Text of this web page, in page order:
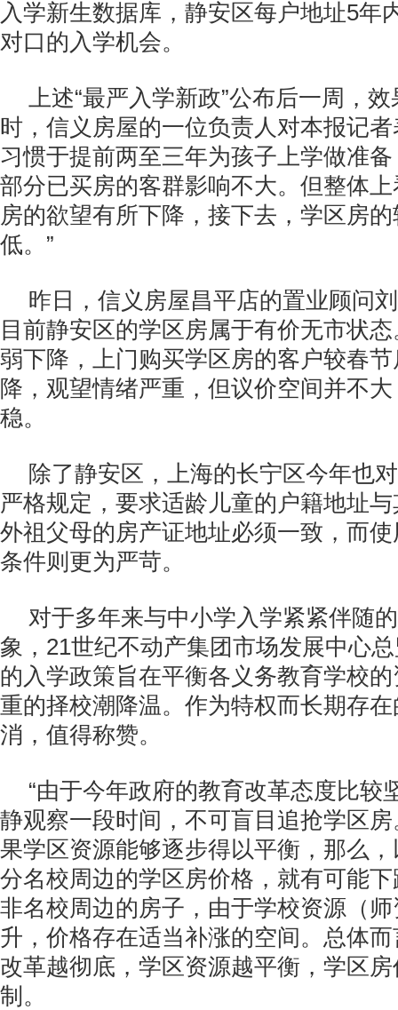
入学新生数据库，静安区每户地址5年
对口的入学机会。
上述“最严入学新政”公布后一周，
时，信义房屋的一位负责人对本报记
习惯于提前两至三年为孩子上学做准
部分已买房的客群影响不大。但整体
房的欲望有所下降，接下去，学区房
低。”
昨日，信义房屋昌平店的置业顾问
目前静安区的学区房属于有价无市状
弱下降，上门购买学区房的客户较春
降，观望情绪严重，但议价空间并不
稳。
除了静安区，上海的长宁区今年也
严格规定，要求适龄儿童的户籍地址
外祖父母的房产证地址必须一致，而
条件则更为严苛。
对于多年来与中小学入学紧紧伴随
象，21世纪不动产集团市场发展中心
的入学政策旨在平衡各义务教育学校
重的择校潮降温。作为特权而长期存
消，值得称赞。
“由于今年政府的教育改革态度比较
静观察一段时间，不可盲目追抢学区
果学区资源能够逐步得以平衡，那么
分名校周边的学区房价格，就有可能
非名校周边的房子，由于学校资源（
升，价格存在适当补涨的空间。总体
改革越彻底，学区资源越平衡，学区
制。